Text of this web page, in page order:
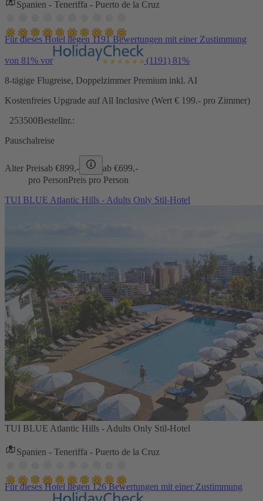
Spanien - Teneriffa - Puerto de la Cruz
Für dieses Hotel liegen 1191 Bewertungen mit einer Zustimmung
von 81% vor (1191) 81%
8-tägige Flugreise, Doppelzimmer Premium inkl. AI
Kostenfreies Upgrade auf All Inclusive (Wert € 199.- pro Zimmer)
253500Bestellnr.:
Pauschalreise
Alter Preisab €899,- ab €699,-
pro PersonPreis pro Person
TUI BLUE Atlantic Hills - Adults Only Stil-Hotel
TUI BLUE Atlantic Hills - Adults Only Stil-Hotel
Spanien - Teneriffa - Puerto de la Cruz
Für dieses Hotel liegen 126 Bewertungen mit einer Zustimmung